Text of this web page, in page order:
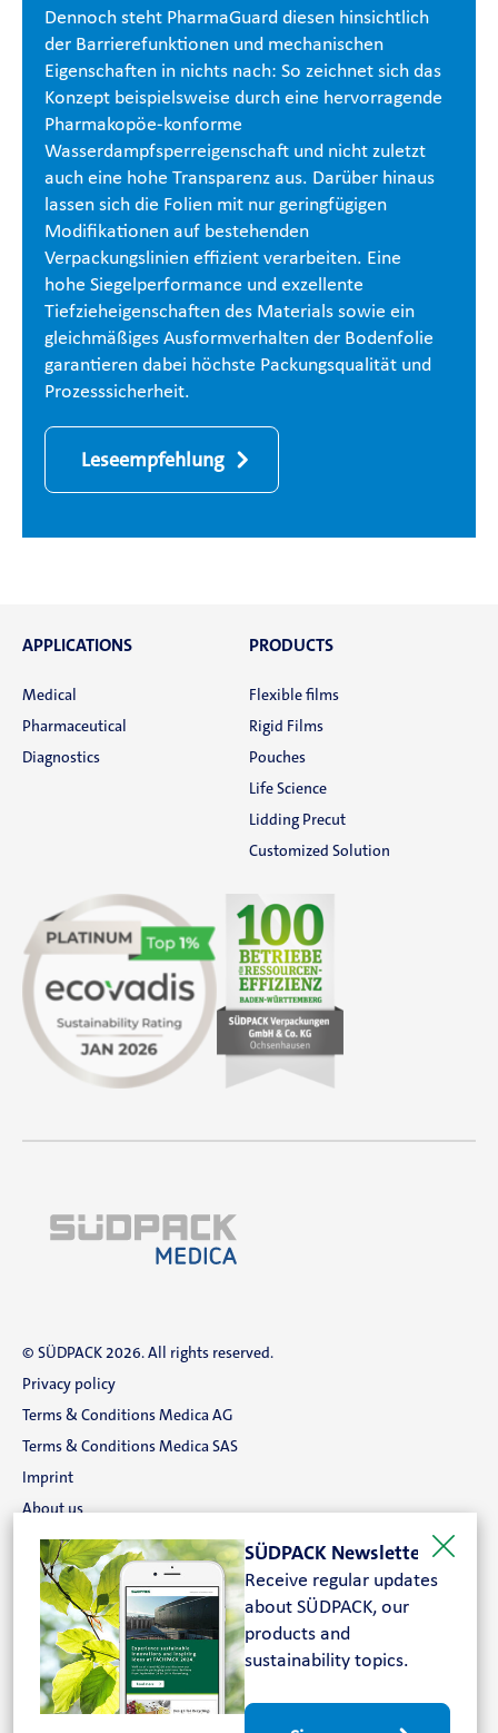
Dennoch steht PharmaGuard diesen hinsichtlich
der Barrierefunktionen und mechanischen
Eigenschaften in nichts nach: So zeichnet sich das
Konzept beispielsweise durch eine hervorragende
Pharmakopöe-konforme
Wasserdampfsperreigenschaft und nicht zuletzt
auch eine hohe Transparenz aus. Darüber hinaus
lassen sich die Folien mit nur geringfügigen
Modifikationen auf bestehenden
Verpackungslinien effizient verarbeiten. Eine
hohe Siegelperformance und exzellente
Tiefzieheigenschaften des Materials sowie ein
gleichmäßiges Ausformverhalten der Bodenfolie
garantieren dabei höchste Packungsqualität und
Prozesssicherheit.
Leseempfehlung
APPLICATIONS
Medical
Pharmaceutical
Diagnostics
PRODUCTS
Flexible films
Rigid Films
Pouches
Life Science
Lidding Precut
Customized Solution
© SÜDPACK 2026. All rights reserved.
Privacy policy
Terms & Conditions Medica AG
Terms & Conditions Medica SAS
Imprint
About us
Career
Contact
Search
FOLLOW US
SÜDPACK Newsletter
Receive regular updates
about SÜDPACK, our
products and
sustainability topics.